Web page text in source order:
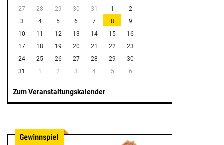
27
28 29 30 31 1
2
3
4 5 6 7 8
9
10
11 12 13 14 15
16
17
18 19 20 21 22
23
24
25 26 27 28 29
30
31
1 2 3 4 5 6
Zum Veranstaltungskalender